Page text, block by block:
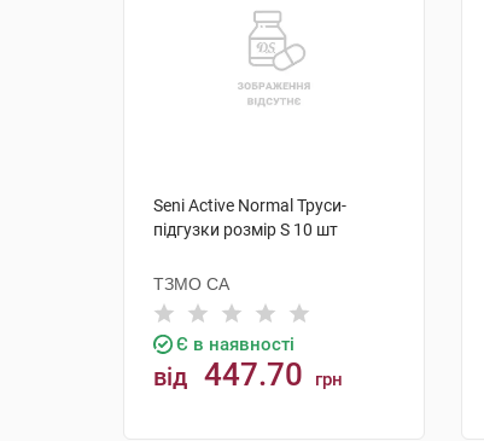
Seni Active Normal Труси-
підгузки розмір S 10 шт
ТЗМО СА
Є в наявності
від 447.70 грн